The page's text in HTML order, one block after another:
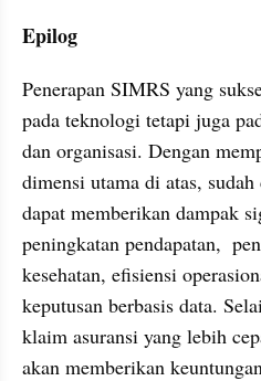
Epilog
Penerapan SIMRS yang
pada teknologi tetapi juga
dan organisasi. Dengan
dimensi utama di atas,
dapat memberikan dampak
peningkatan pendapatan,
kesehatan, efisiensi
keputusan berbasis data.
klaim asuransi yang lebih
akan memberikan